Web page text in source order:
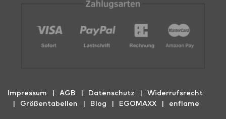
Impressum AGB Datenschutz
Widerrufs­recht
Größentabellen
Blog EGOMAXX enflame